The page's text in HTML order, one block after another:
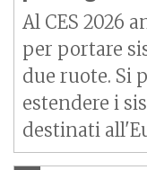
Al CES 2026
per portare
due ruote. Si
estendere i
destinati